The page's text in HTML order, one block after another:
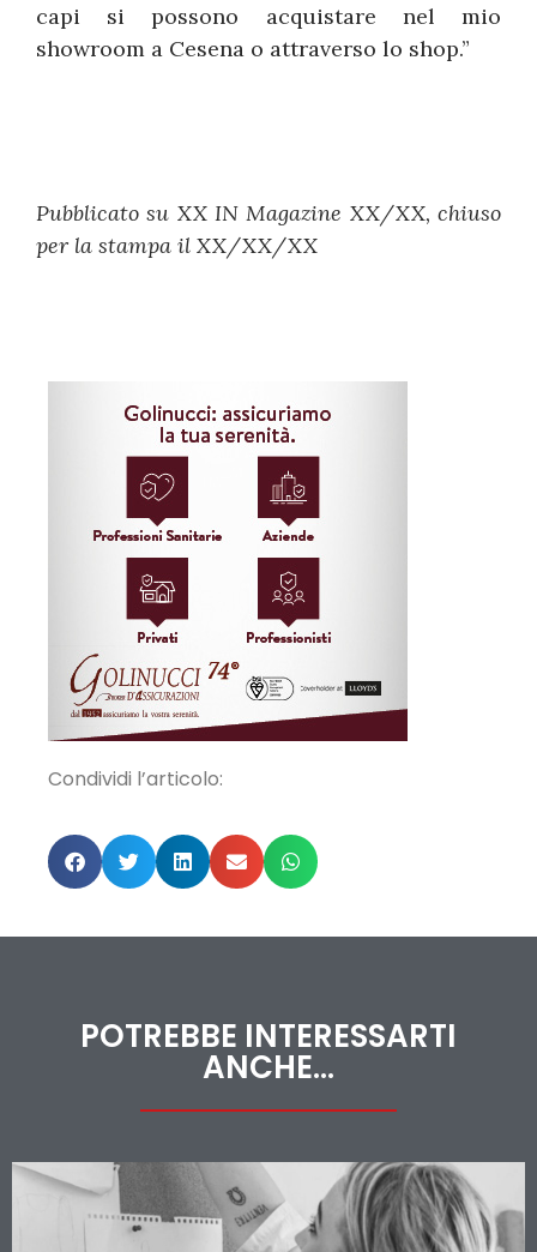
capi si possono acquistare nel mio
showroom a Cesena o attraverso lo shop.”
Pubblicato su XX IN Magazine XX/XX, chiuso
per la stampa il XX/XX/XX
Condividi l’articolo:
POTREBBE INTERESSARTI
ANCHE...